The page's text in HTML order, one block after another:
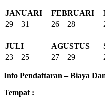
JANUARI FEBRUARI
29 – 31
26 – 28
JULI AGUSTUS
23 – 25
27 – 29
Info Pendaftaran – Biaya
Tempat :